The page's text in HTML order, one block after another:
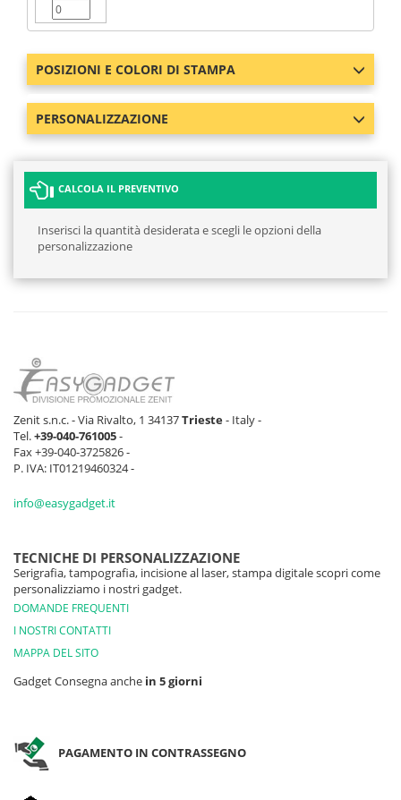
POSIZIONI E COLORI DI STAMPA
PERSONALIZZAZIONE
CALCOLA IL PREVENTIVO
Inserisci la quantità desiderata e scegli le opzioni della
personalizzazione
Zenit s.n.c. - Via Rivalto, 1 34137Trieste- Italy -
Tel.+39-040-761005-
Fax +39-040-3725826 -
P. IVA: IT01219460324 -
info@easygadget.it
TECNICHE DI PERSONALIZZAZIONE
Serigrafia, tampografia, incisione al laser, stampa digitale scopri come
personalizziamo i nostri gadget.
DOMANDE FREQUENTI
I NOSTRI CONTATTI
MAPPA DEL SITO
Gadget Consegna anche in 5 giorni
PAGAMENTO IN CONTRASSEGNO